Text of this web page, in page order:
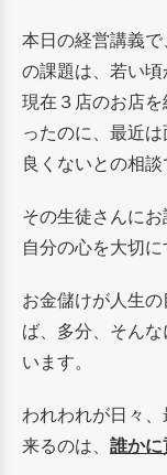
本日の経営講義
の課題は、若い頃
現在３店のお店
ったのに、最近
良くないとの相談
その生徒さんにお
自分の心を大切に
お金儲けが人生
ば、多分、そん
います。
われわれが日々
来るのは、 誰か